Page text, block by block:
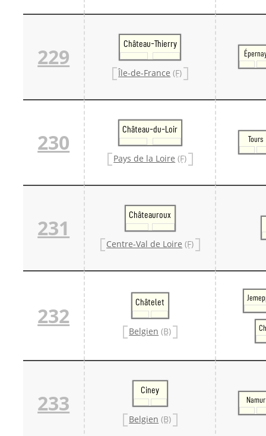
229
Château-Thierry
Île-de-France (F)
230
Château-du-Loir
Pays de la Loire (F)
Tours
231
Châteauroux
Centre-Val de Loire (F)
232
Châtelet
Belgien (B)
233
Ciney
Belgien (B)
Namur